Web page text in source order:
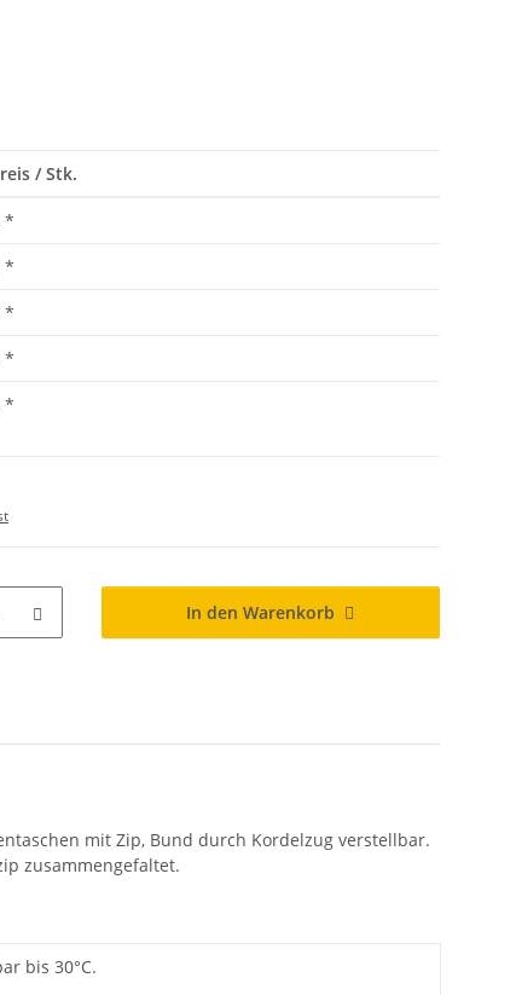
/ Stk.
*
*
*
*
*
In den Warenkorb
mit Zip, Bund durch Kordelzug verstellbar.
zusammengefaltet.
bis 30°C.